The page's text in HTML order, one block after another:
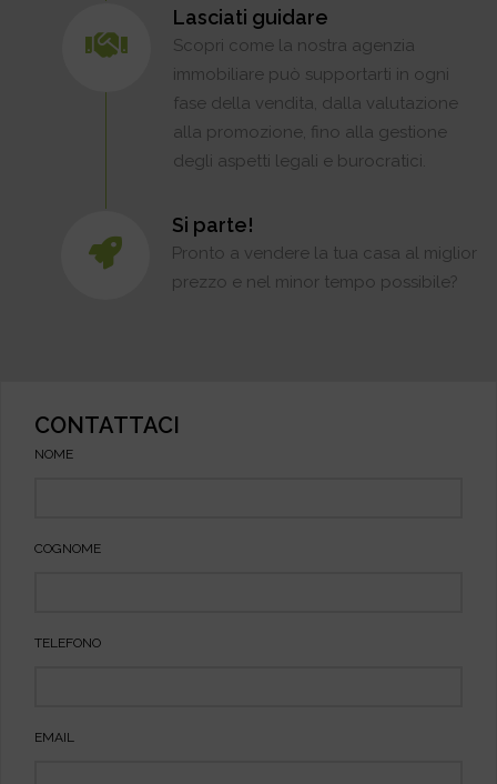
Lasciati guidare
Scopri come la nostra agenzia
immobiliare può supportarti in ogni
fase della vendita, dalla valutazione
alla promozione, fino alla gestione
degli aspetti legali e burocratici.
Si parte!
Pronto a vendere la tua casa al miglior
prezzo e nel minor tempo possibile?
CONTATTACI
NOME
COGNOME
TELEFONO
EMAIL